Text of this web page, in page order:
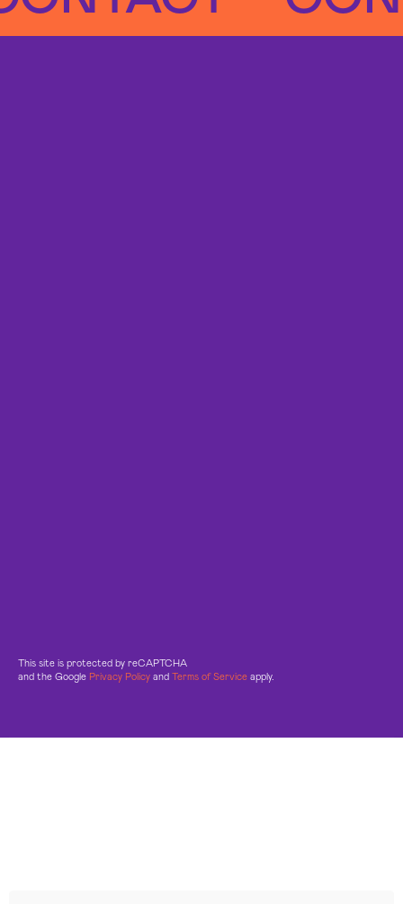
This site is protected by reCAPTCHA
and the Google Privacy Policy and Terms of Service apply.